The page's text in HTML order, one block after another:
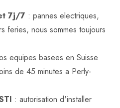
7j/7 : pannes electriques,
feries, nous sommes toujours
equipes basees en Suisse
de 45 minutes a Perly-
: autorisation d'installer